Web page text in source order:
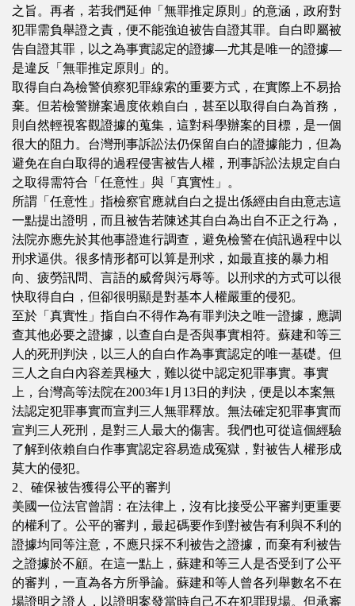
之旨。再者，若我們延伸「無罪推定原則」的意涵，政府對
犯罪需負舉證之責，便不能強迫被告自證其罪。自白即屬被
告自證其罪，以之為事實認定的證據—尤其是唯一的證據—
是違反「無罪推定原則」的。
取得自白為檢警偵察犯罪線索的重要方式，在實際上不易拾
棄。但若檢警辦案過度依賴自白，甚至以取得自白為首務，
則自然輕視客觀證據的蒐集，這對科學辦案的目標，是一個
很大的阻力。台灣刑事訴訟法仍保留自白的證據能力，但為
避免在自白取得的過程侵害被告人權，刑事訴訟法規定自白
之取得需符合「任意性」與「真實性」。
所謂「任意性」指檢察官應就自白之提出係經由自由意志這
一點提出證明，而且被告若陳述其自白為出自不正之行為，
法院亦應先於其他事證進行調查，避免檢警在偵訊過程中以
刑求逼供。很多情形都可以算是刑求，如最直接的暴力相
向、疲勞訊問、言語的威脅與污辱等。以刑求的方式可以很
快取得自白，但卻很明顯是對基本人權嚴重的侵犯。
至於「真實性」指自白不得作為有罪判決之唯一證據，應調
查其他必要之證據，以查自白是否與事實相符。蘇建和等三
人的死刑判決，以三人的自白作為事實認定的唯一基礎。但
三人之自白內容差異極大，難以從中認定犯罪事實。事實
上，台灣高等法院在2003年1月13日的判決，便是以本案無
法認定犯罪事實而宣判三人無罪釋放。無法確定犯罪事實而
宣判三人死刑，是對三人最大的傷害。我們也可從這個經驗
了解到依賴自白作事實認定容易造成冤獄，對被告人權形成
莫大的侵犯。
2、確保被告獲得公平的審判
美國一位法官曾謂：在法律上，沒有比接受公平審判更重要
的權利了。公平的審判，最起碼要作到對被告有利與不利的
證據均同等注意，不應只採不利被告之證據，而棄有利被告
之證據於不顧。在這一點上，蘇建和等三人是否受到了公平
的審判，一直為各方所爭論。蘇建和等人曾各列舉數名不在
場證明之證人，以證明案發當時自己不在犯罪現場。但承審